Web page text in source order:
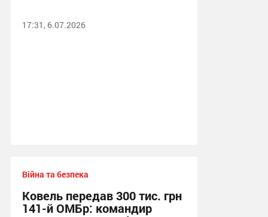
17:31, 6.07.2026
Війна та безпека
Ковель передав 300 тис. грн
141-й ОМБр: командир